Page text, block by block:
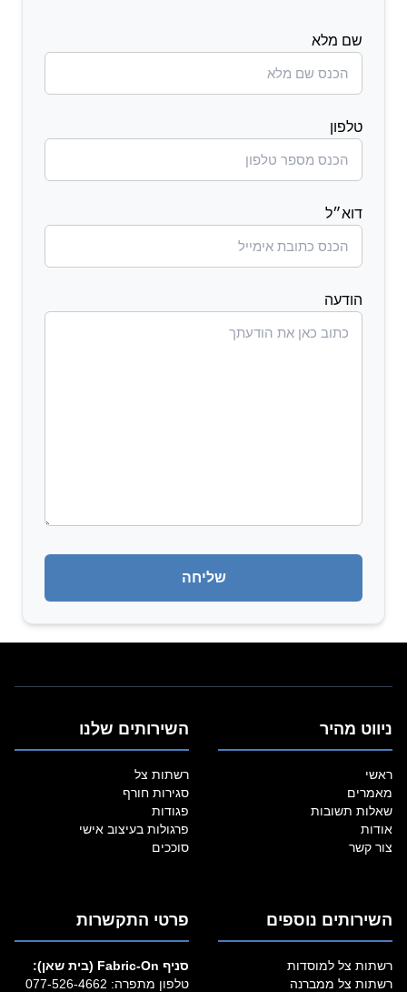
שם מלא
טלפון
דוא״ל
הודעה
ניווט מהיר
ראשי
מאמרים
שאלות תשובות
אודות
צור קשר
השירותים שלנו
רשתות צל
סגירות חורף
פגודות
פרגולות בעיצוב אישי
סוככים
השירותים נוספים
רשתות צל למוסדות
רשתות צל ממברנה
פרטי התקשרות
סניף Fabric‑On (בית שאן):
טלפון מתפרה: 077-526-4662